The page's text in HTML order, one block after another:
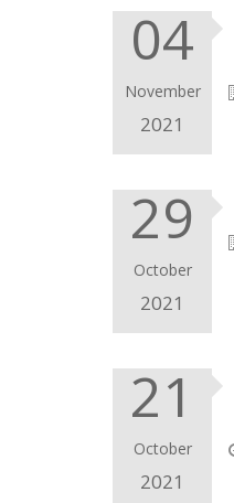
04
November
2021
29
October
2021
21
October
2021